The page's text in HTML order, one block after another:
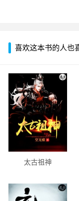
喜欢这本书的人也
太古祖神